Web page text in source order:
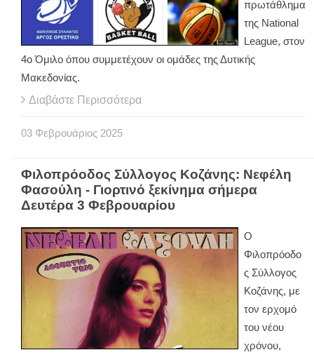
πρωτάθλημα
της National
League, στον
4ο Όμιλο όπου συμμετέχουν οι ομάδες της Δυτικής
Μακεδονίας.
Διαβάστε Περισσότερα
03 Φεβρουάριος 2025
Φιλοπρόοδος Σύλλογος Κοζάνης: Νεφέλη
Φασούλη - Γιορτινό ξεκίνημα σήμερα
Δευτέρα 3 Φεβρουαρίου
Ο
Φιλοπρόοδο
ς Σύλλογος
Κοζάνης, με
τον ερχομό
του νέου
χρόνου,